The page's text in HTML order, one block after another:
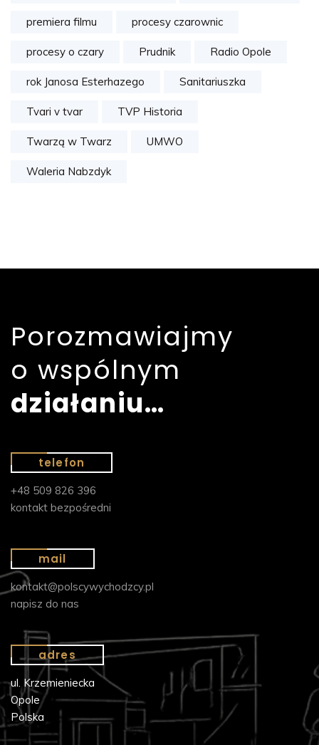
premiera filmu procesy czarownic
procesy o czary Prudnik Radio Opole
rok Janosa Esterhazego Sanitariuszka
Tvari v tvar TVP Historia
Twarzą w Twarz UMWO
Waleria Nabzdyk
Porozmawiajmy
o wspólnym
działaniu…
telefon
+48 509 826 396
kontakt bezpośredni
mail
kontakt@polscywychodzcy.pl
napisz do nas
adres
ul. Krzemieniecka
Opole
Polska